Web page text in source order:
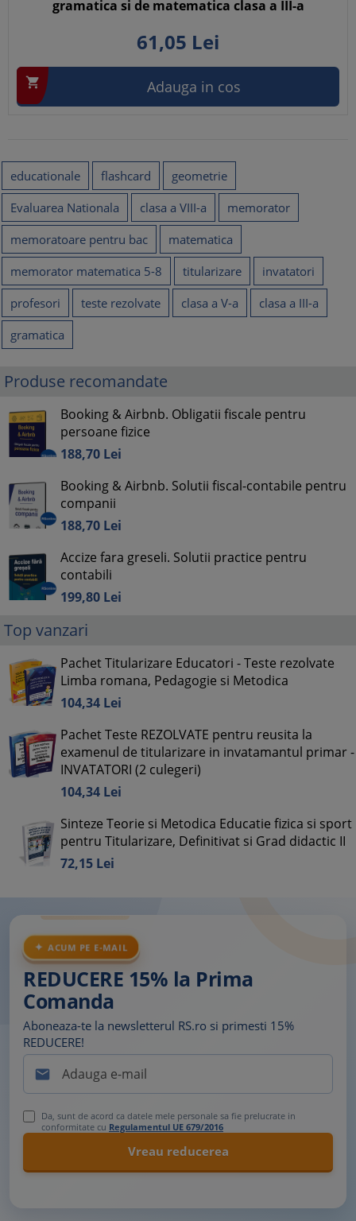
gramatica si de matematica clasa a III-a
61,05 Lei
 Adauga in cos
educationale flashcard
geometrie
Evaluarea Nationala
clasa a VIII-a
memorator
memoratoare pentru bac
matematica
memorator matematica 5-8
titularizare
invatatori
profesori
teste rezolvate clasa a V-a
clasa a III-a
gramatica
Produse recomandate
Booking & Airbnb. Obligatii fiscale pentru
persoane fizice
188,70 Lei
Booking & Airbnb. Solutii fiscal-contabile pentru
companii
188,70 Lei
Accize fara greseli. Solutii practice pentru
contabili
199,80 Lei
Top vanzari
Pachet Titularizare Educatori - Teste rezolvate
Limba romana, Pedagogie si Metodica
104,34 Lei
Pachet Teste REZOLVATE pentru reusita la
examenul de titularizare in invatamantul primar -
INVATATORI (2 culegeri)
104,34 Lei
Sinteze Teorie si Metodica Educatie fizica si sport
pentru Titularizare, Definitivat si Grad didactic II
72,15 Lei
ACUM PE E-MAIL
REDUCERE 15% la Prima
Comanda
Aboneaza-te la newsletterul RS.ro si primesti 15%
REDUCERE!

Da, sunt de acord ca datele mele personale sa fie prelucrate in
conformitate cu Regulamentul UE 679/2016